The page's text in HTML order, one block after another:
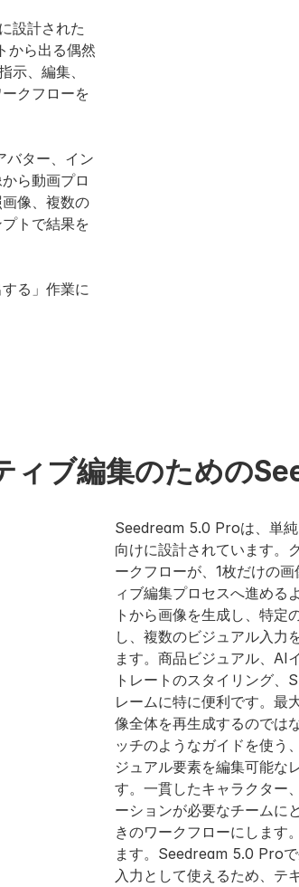
設計された
から出る偶然
、編集、
クフローを
ター、イン
ら動画プロ
像、複数の
トで結果を
る」作業に
ィブ編集のための
Seedream 5.0 Proは、単
向けに設計されています。
ークフローが、1枚だけの
ィブ編集プロセスへ進め
トから画像を生成し、特定
し、複数のビジュアル入力
ます。商品ビジュアル、AI
トレートのスタイリング
レームに特に便利です。最
像全体を再生成するのでは
ッチのようなガイドを使う
ジュアル要素を編集可能な
す。一貫したキャラクター
ーションが必要なチームに
きのワークフローにします
ます。Seedream 5.0 Pro
入力として使えるため、テ